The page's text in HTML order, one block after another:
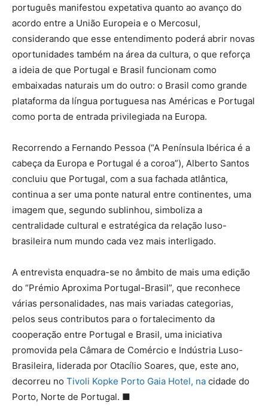
português manifestou expetativa quanto ao avanço do
acordo entre a União Europeia e o Mercosul,
considerando que esse entendimento poderá abrir novas
oportunidades também na área da cultura, o que reforça
a ideia de que Portugal e Brasil funcionam como
embaixadas naturais um do outro: o Brasil como grande
plataforma da língua portuguesa nas Américas e Portugal
como porta de entrada privilegiada na Europa.
Recorrendo a Fernando Pessoa (“A Península Ibérica é a
cabeça da Europa e Portugal é a coroa”), Alberto Santos
concluiu que Portugal, com a sua fachada atlântica,
continua a ser uma ponte natural entre continentes, uma
imagem que, segundo sublinhou, simboliza a
centralidade cultural e estratégica da relação luso-
brasileira num mundo cada vez mais interligado.
A entrevista enquadra-se no âmbito de mais uma edição
do “Prémio Aproxima Portugal-Brasil”, que reconhece
várias personalidades, nas mais variadas categorias,
pelos seus contributos para o fortalecimento da
cooperação entre Portugal e Brasil, uma iniciativa
promovida pela Câmara de Comércio e Indústria Luso-
Brasileira, liderada por Otacílio Soares, que, este ano,
decorreu no Tivoli Kopke Porto Gaia Hotel, na cidade do
Porto, Norte de Portugal. ■